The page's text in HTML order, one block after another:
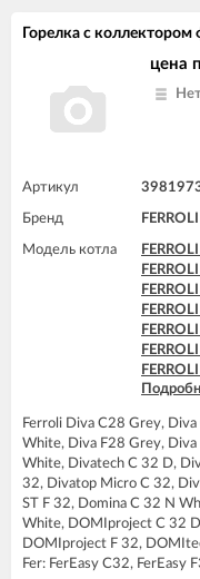
Горелка с коллектором
цена
Артикул
Бренд FERROLI
Модель котла
Ferroli Diva C28 Grey,
White, Diva F28 Grey,
White, Divatech C 32 D,
32, Divatop Micro C 32,
ST F 32, Domina C 32 N
White, DOMIproject C 32
DOMIproject F 32,
Fer: FerEasy C32, FerEasy